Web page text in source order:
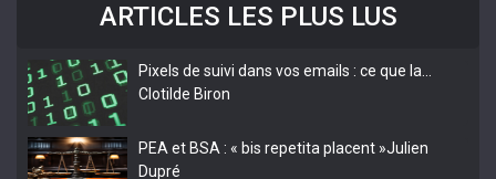
ARTICLES LES PLUS LUS
Pixels de suivi dans vos emails : ce que la…
Clotilde Biron
PEA et BSA : « bis repetita placent »Julien
Dupré